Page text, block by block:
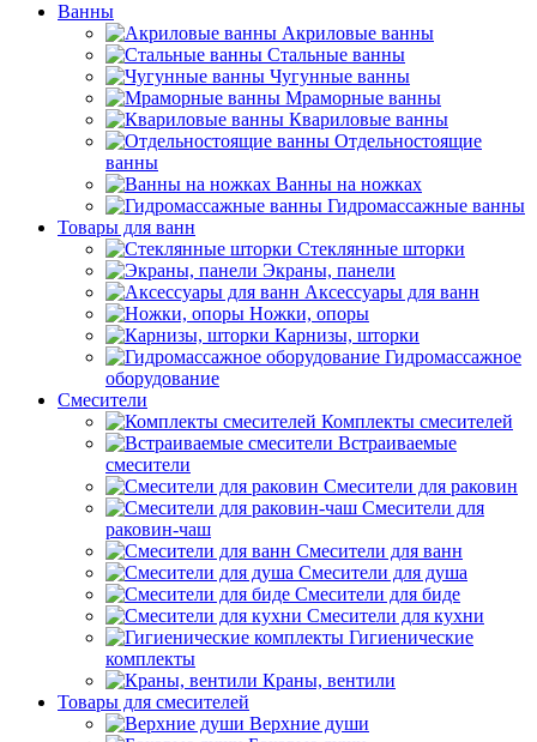
Ванны
Акриловые ванны
Стальные ванны
Чугунные ванны
Мраморные ванны
Квариловые ванны
Отдельностоящие
ванны
Ванны на ножках
Гидромассажные ванны
Товары для ванн
Стеклянные шторки
Экраны, панели
Аксессуары для ванн
Ножки, опоры
Карнизы, шторки
Гидромассажное
оборудование
Смесители
Комплекты смесителей
Встраиваемые
смесители
Смесители для раковин
Смесители для
раковин-чаш
Смесители для ванн
Смесители для душа
Смесители для биде
Смесители для кухни
Гигиенические
комплекты
Краны, вентили
Товары для смесителей
Верхние души